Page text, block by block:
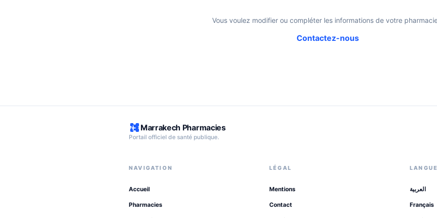
Vous voulez modifier ou compléter les informations de votre
Contactez-nous
Marrakech Pharmacies
Portail officiel de santé publique.
NAVIGATION
Accueil
Pharmacies
LÉGAL
Mentions
Contact
العربية
Français